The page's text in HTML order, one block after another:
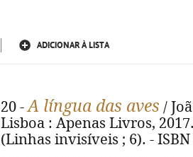
ADICIONAR À LISTA
20 -A língua das aves /
Lisboa : Apenas Livros,
(Linhas invisíveis ; 6). - ISBN